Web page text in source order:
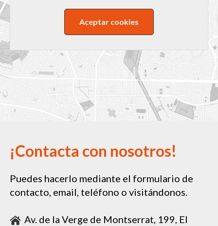
Aceptar cookies
¡Contacta con nosotros!
Puedes hacerlo mediante el formulario de
contacto, email, teléfono o visitándonos.
Av. de la Verge de Montserrat, 199, El